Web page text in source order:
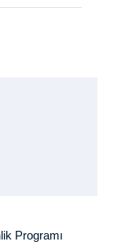
Programı